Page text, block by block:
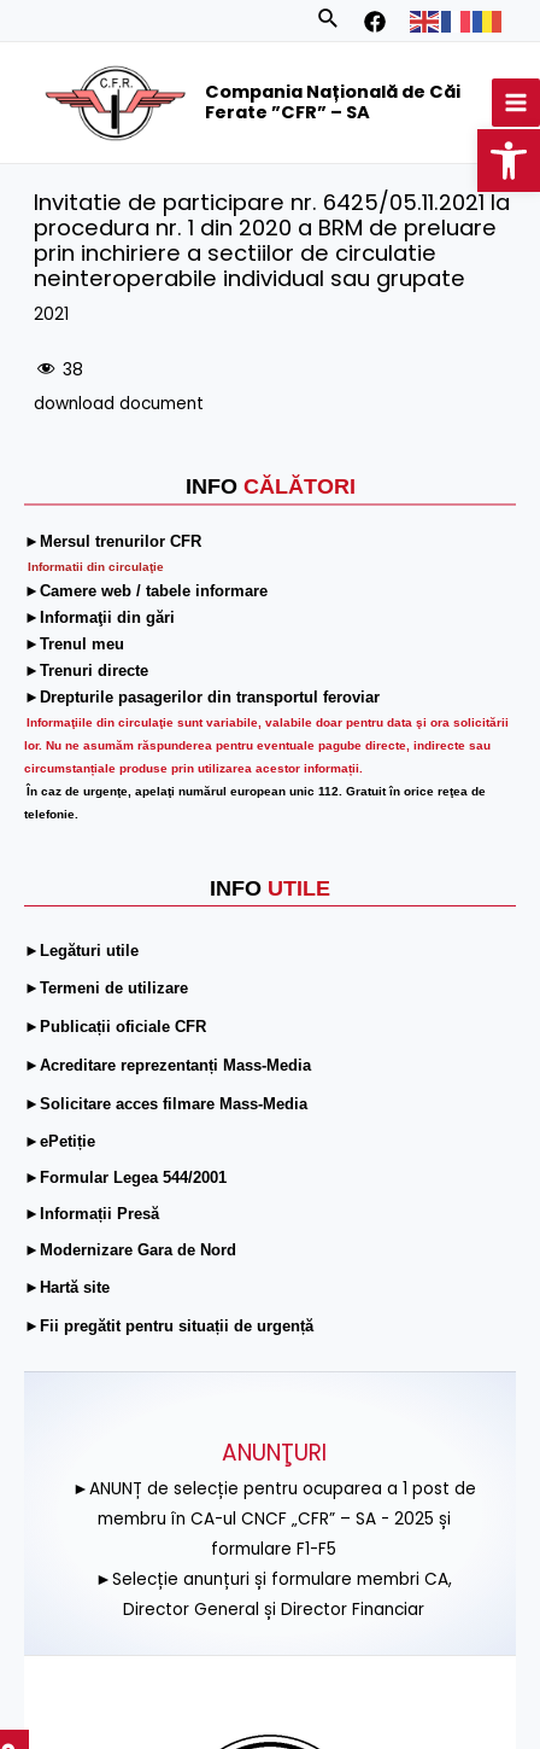
Search
Compania Națională de Căi
Ferate ”CFR” – SA
INFO CĂLĂTORI
►Mersul trenurilor CFR
Informatii din circulaţie
►Camere web / tabele informare
►Informaţii din gări
►Trenul meu
►Trenuri directe
►Drepturile pasagerilor din transportul feroviar
Informaţiile din circulaţie sunt variabile, valabile doar pentru data şi ora solicitării
lor. Nu ne asumăm răspunderea pentru eventuale pagube directe, indirecte sau
circumstanțiale produse prin utilizarea acestor informații.
În caz de urgenţe, apelaţi numărul european unic 112. Gratuit în orice reţea de
telefonie.
INFO UTILE
►Legături utile
►Termeni de utilizare
►Publicații oficiale CFR
►Acreditare reprezentanți Mass-Media
►Solicitare acces filmare Mass-Media
►ePetiție
►Formular Legea 544/2001
►Informații Presă
►Modernizare Gara de Nord
►Hartă site
►Fii pregătit pentru situații de urgență
Invitatie de participare nr. 6425/05.11.2021 la
procedura nr. 1 din 2020 a BRM de preluare
prin inchiriere a sectiilor de circulatie
neinteroperabile individual sau grupate
2021
38
download document
ANUNŢURI
►ANUNȚ de selecție pentru ocuparea a 1 post de
membru în CA-ul CNCF „CFR” – SA - 2025 și
formulare F1-F5
►Selecție anunțuri și formulare membri CA,
Director General și Director Financiar